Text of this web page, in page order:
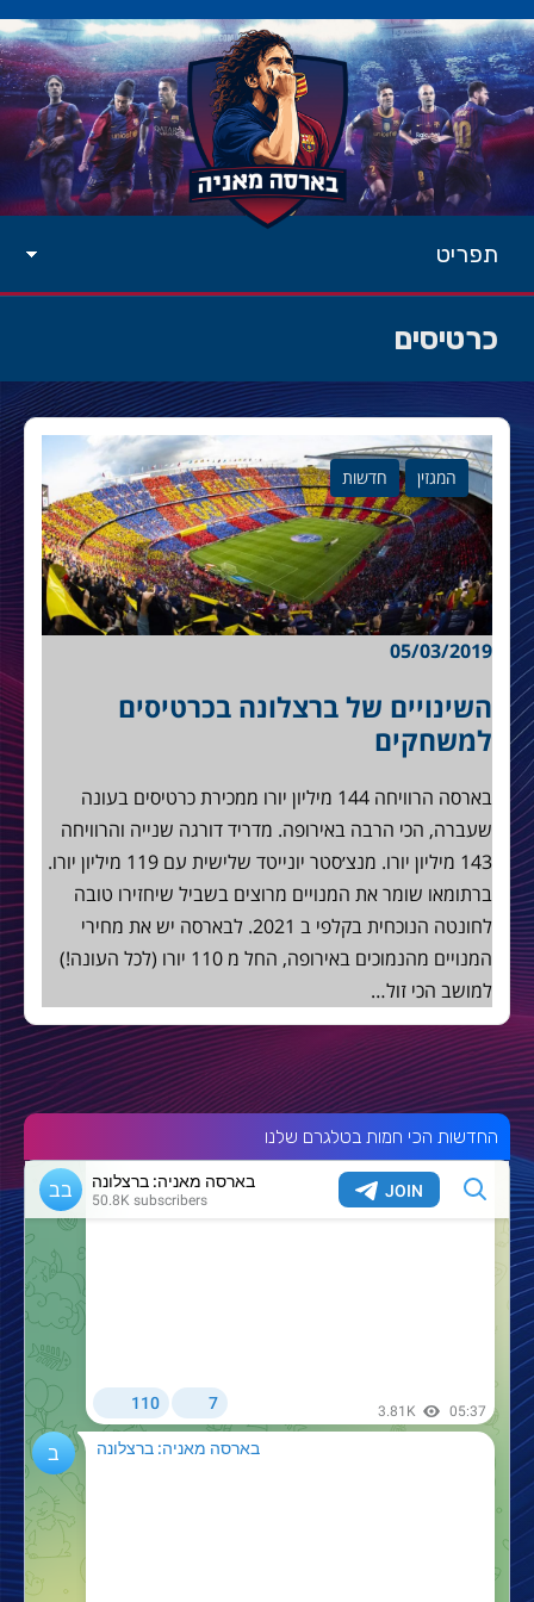
תפריט
כרטיסים
המגזין חדשות
05/03/2019
השינויים של ברצלונה בכרטיסים
למשחקים
בארסה הרוויחה 144 מיליון יורו ממכירת כרטיסים בעונה
שעברה, הכי הרבה באירופה. מדריד דורגה שנייה והרוויחה
143 מיליון יורו. מנצ׳סטר יונייטד שלישית עם 119 מיליון יורו.
ברתומאו שומר את המנויים מרוצים בשביל שיחזירו טובה
לחונטה הנוכחית בקלפי ב 2021. לבארסה יש את מחירי
המנויים מהנמוכים באירופה, החל מ 110 יורו (לכל העונה!)
למושב הכי זול…
החדשות הכי חמות בטלגרם שלנו